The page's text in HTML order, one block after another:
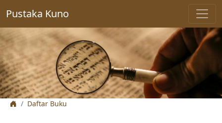
Pustaka Kuno
Daftar Buku